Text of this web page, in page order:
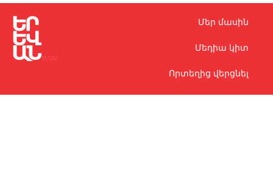
Մեր մասին
Մեդիա կիտ
Որտեղից վերցնել